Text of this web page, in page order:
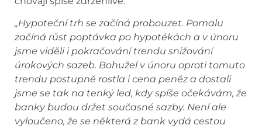
„Hypoteční trh se začíná probouzet. Pomalu
začíná růst poptávka po hypotékách a v únoru
jsme viděli i pokračování trendu snižování
úrokových sazeb. Bohužel v únoru oproti tomuto
trendu postupně rostla i cena peněz a dostali
jsme se tak na tenký led, kdy spíše očekávám, že
banky budou držet současné sazby. Není ale
vyloučeno, že se některá z bank vydá cestou